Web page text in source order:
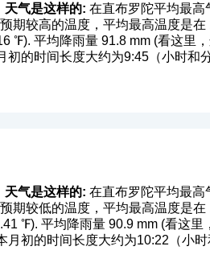
天气是这样的: 在直布罗陀平均最
期较高的温度，平均最高温度是
℉). 平均降雨量 91.8 mm (看这里
初的时间长度大约为9:45（小时
天气是这样的: 在直布罗陀平均最
期较低的温度，平均最高温度是
℉). 平均降雨量 90.9 mm (看这里
月初的时间长度大约为10:22（小